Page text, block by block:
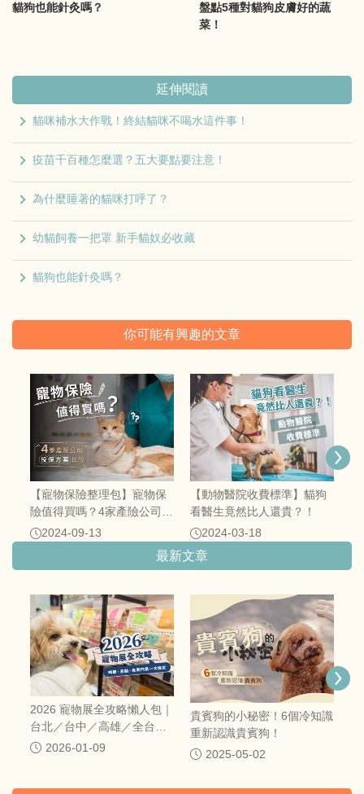
貓狗也能針灸嗎？
盤點5種對貓狗皮膚好的蔬
菜！
延伸閱讀
貓咪補水大作戰！終結貓咪不喝水這件事！
疫苗千百種怎麼選？五大要點要注意！
為什麼睡著的貓咪打呼了？
幼貓飼養一把罩 新手貓奴必收藏
貓狗也能針灸嗎？
你可能有興趣的文章
【寵物保險整理包】寵物保
險值得買嗎？4家產險公司投
保方案比較
2024-09-13
【動物醫院收費標準】貓狗
看醫生竟然比人還貴？！
2024-03-18
最新文章
2026 寵物展全攻略懶人包｜
台北／台中／高雄／全台寵
物展時間、地點一次整理
2026-01-09
貴賓狗的小秘密！6個冷知識
重新認識貴賓狗！
2025-05-02